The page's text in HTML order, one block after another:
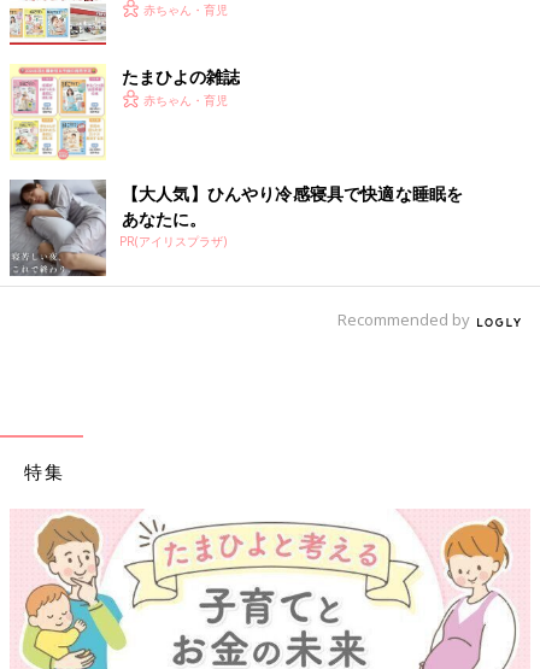
赤ちゃん・育児
たまひよの雑誌
赤ちゃん・育児
【大人気】ひんやり冷感寝具で快適な睡眠を
あなたに。
PR(アイリスプラザ)
Recommended by
特集